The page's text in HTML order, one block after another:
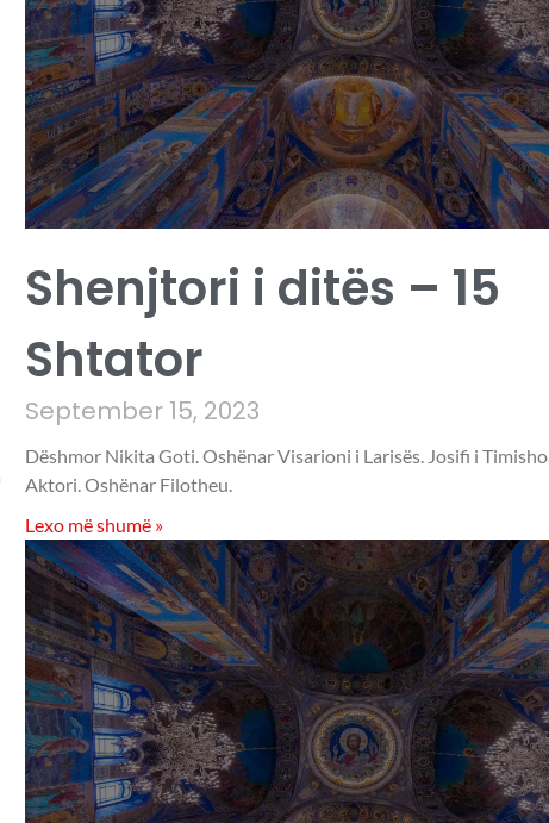
Shenjtori i ditës – 15
Shtator
September 15, 2023
Dëshmor Nikita Goti. Oshënar Visarioni i Larisës. Josifi i
Aktori. Oshënar Filotheu.
Lexo më shumë »